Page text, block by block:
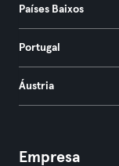
Países Baixos
Portugal
Áustria
Empresa